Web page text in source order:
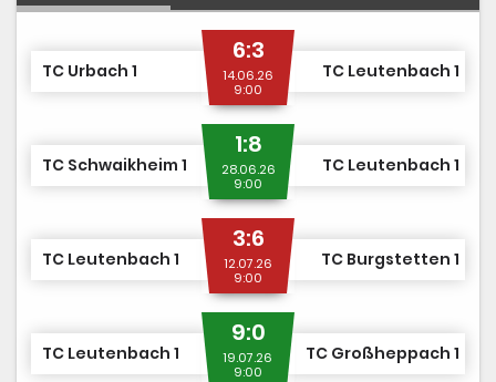
TC Urbach 1
6:3
14.06.26
9:00
TC Leutenbach 1
TC Schwaikheim 1
1:8
28.06.26
9:00
TC Leutenbach 1
TC Leutenbach 1
3:6
12.07.26
9:00
TC Burgstetten 1
TC Leutenbach 1
9:0
19.07.26
9:00
TC Großheppach 1